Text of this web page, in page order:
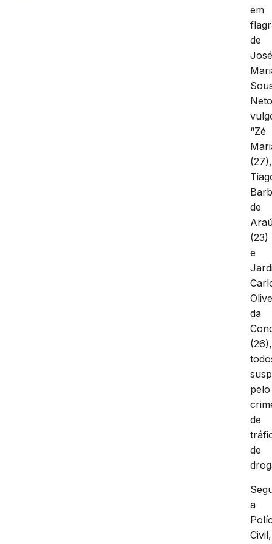
em
de
“Zé
(27),
de
(23)
e
da
(26),
pelo
de
de
a
Civil,